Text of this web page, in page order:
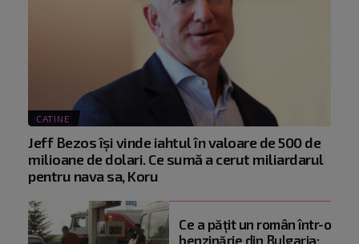
CATINE
Jeff Bezos își vinde iahtul în valoare de 500 de
milioane de dolari. Ce sumă a cerut miliardarul
pentru nava sa, Koru
Ce a pățit un român într-o
benzinărie din Bulgaria: